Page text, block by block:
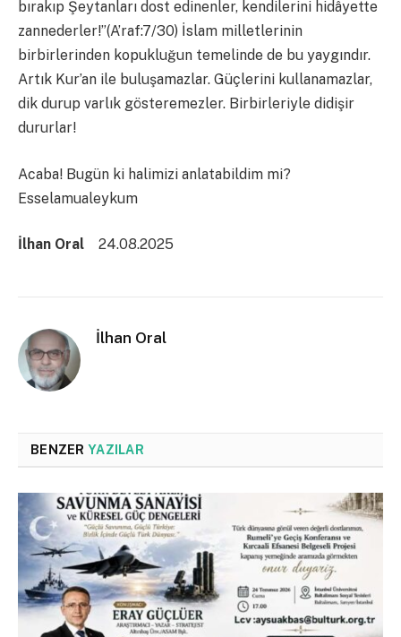
bırakıp Şeytanları dost edinenler, kendilerini hidâyette
zannederler!”(A’raf:7/30) İslam milletlerinin
birbirlerinden kopukluğun temelinde de bu yaygındır.
Artık Kur’an ile buluşamazlar. Güçlerini kullanamazlar,
dik durup varlık gösteremezler. Birbirleriyle didişir
dururlar!
Acaba! Bugün ki halimizi anlatabildim mi?
Esselamualeykum
İlhan Oral 24.08.2025
İlhan Oral
BENZER YAZILAR